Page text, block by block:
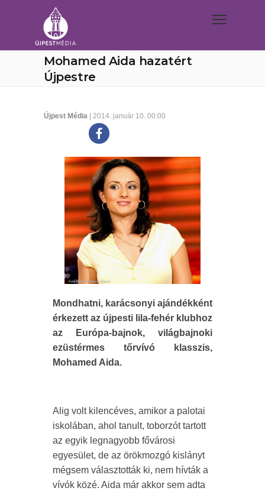
Mohamed Aida hazatért
Újpestre
Újpest Média | 2014. január 10. 00:00
Mondhatni, karácsonyi ajándékként
érkezett az újpesti lila-fehér klubhoz
az Európa-bajnok, világbajnoki
ezüstérmes tőrvívó klasszis,
Mohamed Aida.
Alig volt kilencéves, amikor a palotai
iskolában, ahol tanult, toborzót tartott
az egyik legnagyobb fővárosi
egyesület, de az örökmozgó kislányt
mégsem választották ki, nem hívták a
vívók közé. Aida már akkor sem adta